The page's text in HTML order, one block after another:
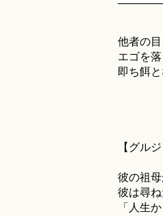
他者の
エゴを
即ち餌
【グル
彼の祖母
彼は尋ね
「人生